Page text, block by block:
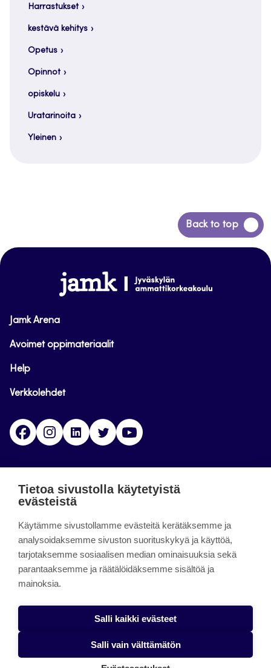
Harrastukset
kestävä kehitys
Opetus
Opinnot
opiskelu
Uratarinoita
Yleinen
Back to top
Siirry
takaisin
www.jamk.fi
Jamk Arena
Avoimet oppimateriaalit
Help
Verkkolehdet
FacebookInstagramLinkedinTwitter
päättynyt 11.9.2023.
About the site
Käyttöehdot
Alasottoilmoitus
Tietoa sivustolla käytetyistä
evästeistä
Käytämme sivustollamme evästeitä kerätäksemme ja
analysoidaksemme sivuston suorituskykyä ja käyttöä,
tarjotaksemme sosiaalisen median ominaisuuksia sekä
parantaaksemme ja räätälöidäksemme sisältöä ja
mainoksia.
Salli kaikki evästeet
Salli vain välttämätön